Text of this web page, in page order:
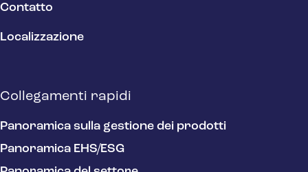
Contatto
Localizzazione
Collegamenti rapidi
Panoramica sulla gestione dei prodotti
Panoramica EHS/ESG